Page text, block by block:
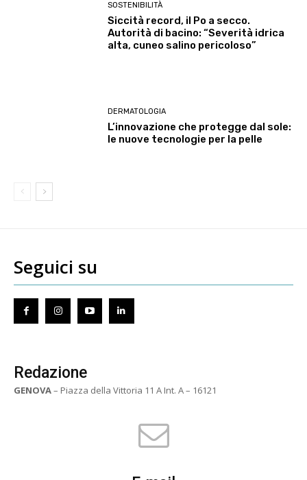
SOSTENIBILITÀ
Siccità record, il Po a secco.
Autorità di bacino: “Severità idrica
alta, cuneo salino pericoloso”
DERMATOLOGIA
L’innovazione che protegge dal sole:
le nuove tecnologie per la pelle
Seguici su
Redazione
GENOVA– Piazza della Vittoria 11 A Int. A – 16121